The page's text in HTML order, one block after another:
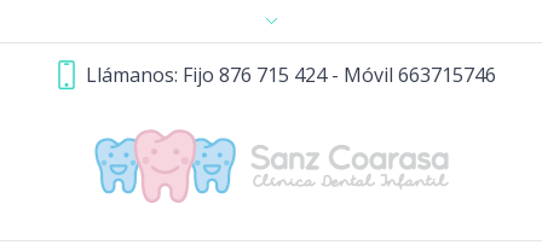
Llámanos: Fijo 876 715 424 - Móvil 663715746